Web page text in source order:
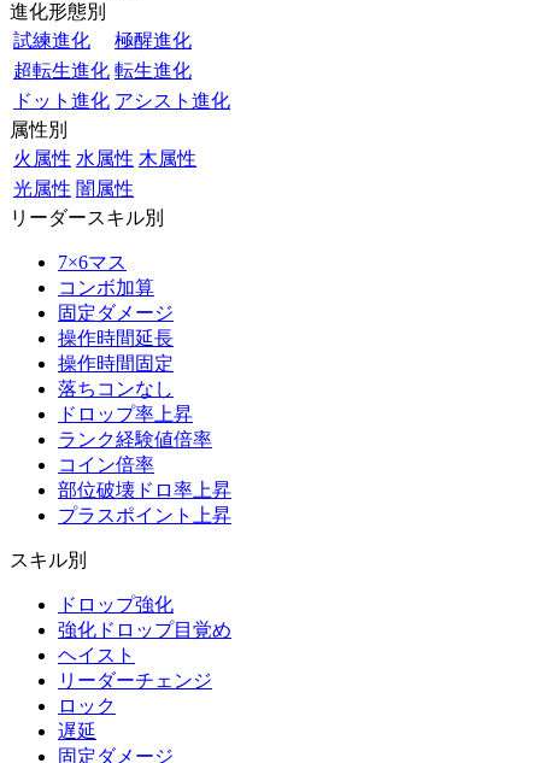
進化形態別
試練進化
極醒進化
超転生進化 転生進化
ドット進化 アシスト進化
属性別
火属性 水属性 木属性
光属性 闇属性
リーダースキル別
7×6マス
コンボ加算
固定ダメージ
操作時間延長
操作時間固定
落ちコンなし
ドロップ率上昇
ランク経験値倍率
コイン倍率
部位破壊ドロ率上昇
プラスポイント上昇
スキル別
ドロップ強化
強化ドロップ目覚め
ヘイスト
リーダーチェンジ
ロック
遅延
固定ダメージ